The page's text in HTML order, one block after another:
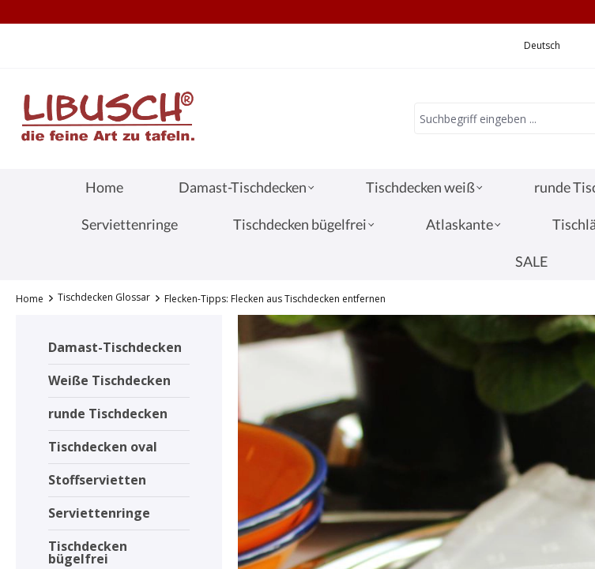
Deutsch
Home Damast-Tischdecken Tischdecken weiß runde
Serviettenringe Tischdecken bügelfrei Atlaskante
SALE
Home Tischdecken Glossar Flecken-Tipps: Flecken aus Tischdecken entfernen
Damast-Tischdecken
Weiße Tischdecken
runde Tischdecken
Tischdecken oval
Stoffservietten
Serviettenringe
Tischdecken
bügelfrei